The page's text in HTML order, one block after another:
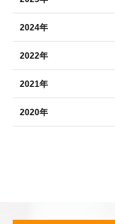
2024年
2022年
2021年
2020年